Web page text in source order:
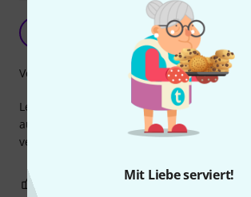
Mit Liebe serviert!
Franz Keys 31.03.2026
Leider gehen die beiden Anschlüsse nicht
auseinander, um meine beiden Live
versorgen. Für 19 Zoll gerate passt es super.
Verarbeitung